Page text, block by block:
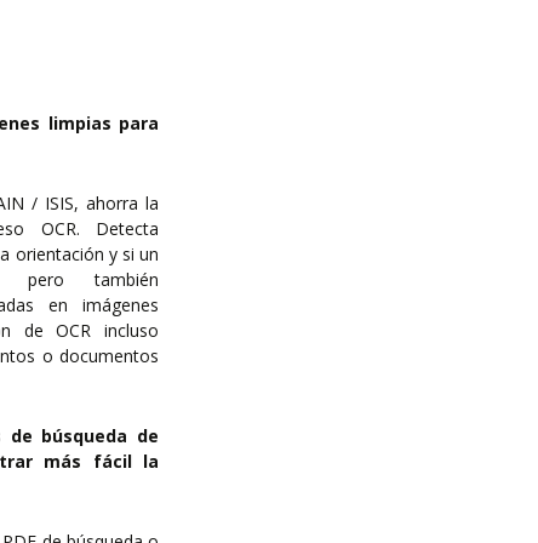
limpias para
/ ISIS, ahorra la
OCR. Detecta
orientación y si un
también
en imágenes
de OCR incluso
o documentos
de búsqueda de
más fácil la